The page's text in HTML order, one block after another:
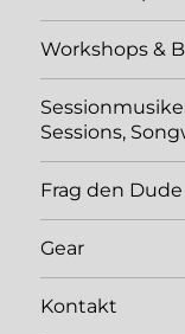
Workshops &
Sessions,
Frag den Dude
Gear
Kontakt